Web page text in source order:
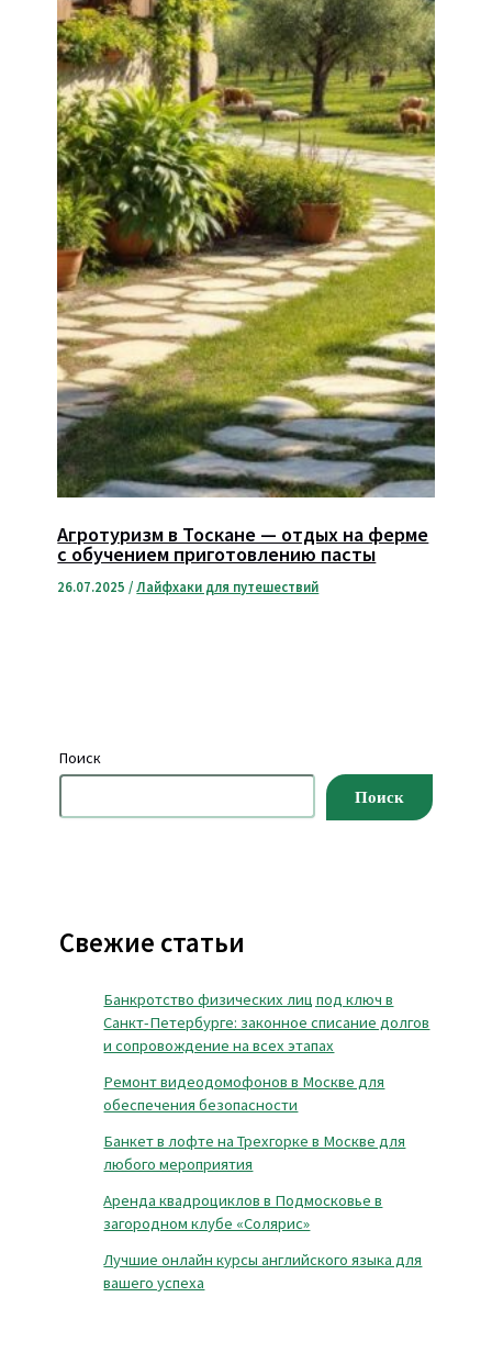
Агротуризм в Тоскане — отдых на ферме
с обучением приготовлению пасты
26.07.2025 /Лайфхаки для путешествий
Поиск
Поиск
Свежие статьи
Банкротство физических лиц под ключ в
Санкт-Петербурге: законное списание долгов
и сопровождение на всех этапах
Ремонт видеодомофонов в Москве для
обеспечения безопасности
Банкет в лофте на Трехгорке в Москве для
любого мероприятия
Аренда квадроциклов в Подмосковье в
загородном клубе «Солярис»
Лучшие онлайн курсы английского языка для
вашего успеха